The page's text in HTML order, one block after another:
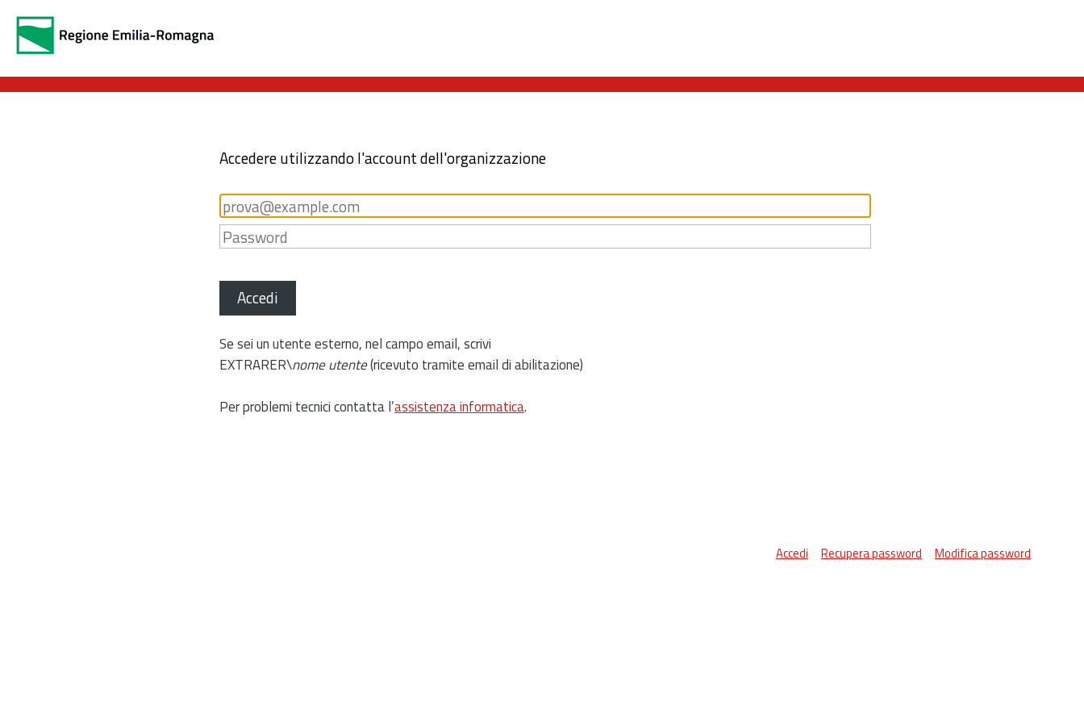
Accedere utilizzando l'account dell'organizzazione
Accedi
Se sei un utente esterno, nel campo email, scrivi
EXTRARER\nome utente(ricevuto tramite email di abilitazione)
Per problemi tecnici contatta l’assistenza informatica.
Accedi Recupera password Modifica password